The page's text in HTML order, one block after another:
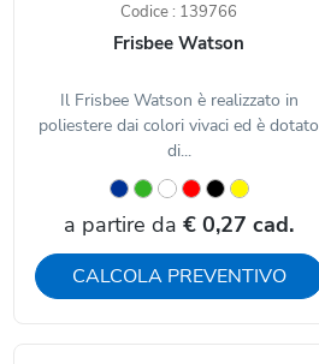
Codice : 139766
Frisbee Watson
Il Frisbee Watson è realizzato in
poliestere dai colori vivaci ed è dotato
di...
a partire da € 0,27 cad.
CALCOLA PREVENTIVO